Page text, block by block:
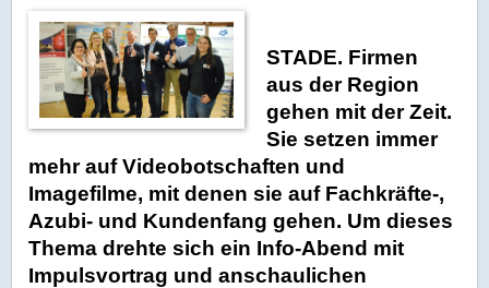
STADE. Firmen
aus der Region
gehen mit der Zeit.
Sie setzen immer
mehr auf Videobotschaften und
Imagefilme, mit denen sie auf Fachkräfte-,
Azubi- und Kundenfang gehen. Um dieses
Thema drehte sich ein Info-Abend mit
Impulsvortrag und anschaulichen